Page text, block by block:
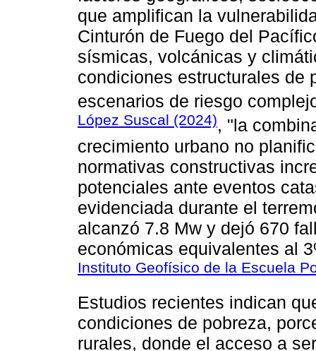
que amplifican la
Cinturón de Fuego del
sísmicas, volcánicas y
condiciones estructurales de
escenarios de riesgo
López Suscal (2024), "la
crecimiento urbano no
normativas constructivas
potenciales ante eventos
evidenciada durante el
alcanzó 7.8 Mw y dejó 670
económicas equivalentes al
Instituto Geofísico de la Escuela
Estudios recientes indican
condiciones de pobreza,
rurales, donde el acceso a